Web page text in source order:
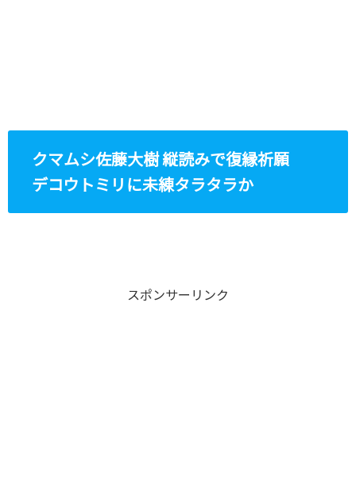
クマムシ佐藤大樹 縦読みで復縁祈願
デコウトミリに未練タラタラか
スポンサーリンク